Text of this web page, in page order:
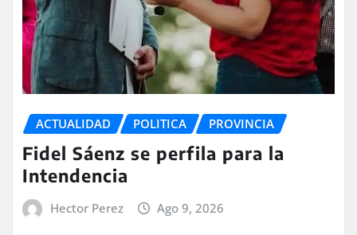
ACTUALIDAD POLITICA PROVINCIA
Fidel Sáenz se perfila para la
Intendencia
Hector Perez Ago 9, 2026